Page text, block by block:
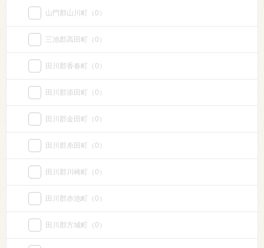
山門郡山川町 （0）
三池郡高田町 （0）
田川郡香春町 （0）
田川郡添田町 （0）
田川郡金田町 （0）
田川郡糸田町 （0）
田川郡川崎町 （0）
田川郡赤池町 （0）
田川郡方城町 （0）